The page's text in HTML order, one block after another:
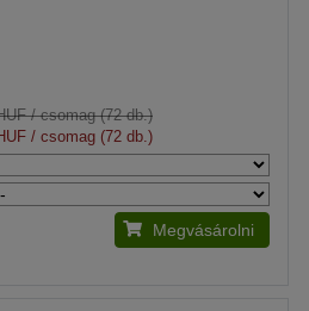
/ csomag (72 db.)
/ csomag (72 db.)
Megvásárolni